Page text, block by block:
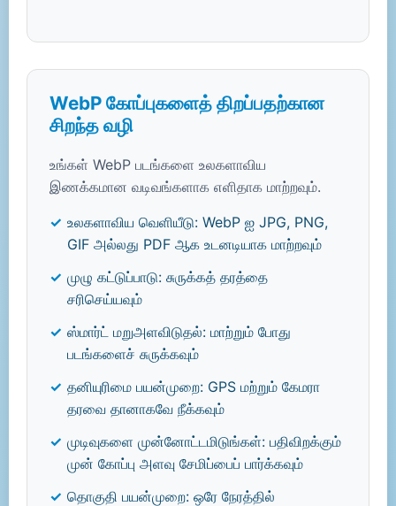
WebP கோப்புகளைத் திறப்பதற்கான
சிறந்த வழி
உங்கள் WebP படங்களை உலகளாவிய
இணக்கமான வடிவங்களாக எளிதாக மாற்றவும்.
உலகளாவிய வெளியீடு: WebP ஐ JPG, PNG,
GIF அல்லது PDF ஆக உடனடியாக மாற்றவும்
முழு கட்டுப்பாடு: சுருக்கத் தரத்தை
சரிசெய்யவும்
ஸ்மார்ட் மறுஅளவிடுதல்: மாற்றும் போது
படங்களைச் சுருக்கவும்
தனியுரிமை பயன்முறை: GPS மற்றும் கேமரா
தரவை தானாகவே நீக்கவும்
முடிவுகளை முன்னோட்டமிடுங்கள்: பதிவிறக்கும்
முன் கோப்பு அளவு சேமிப்பைப் பார்க்கவும்
தொகுதி பயன்முறை: ஒரே நேரத்தில்